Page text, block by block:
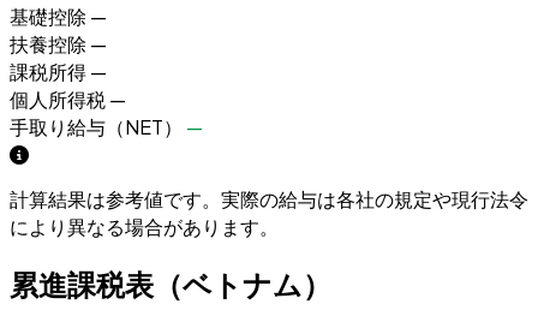
基礎控除 —
扶養控除 —
課税所得—
個人所得税—
手取り給与（NET）
—
計算結果は参考値です。実際の給与は各社の規定や現行法令
により異なる場合があります。
累進課税表（ベトナム）